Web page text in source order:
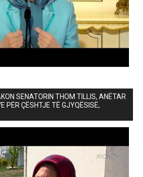
SENATORIN THOM TILLIS, ANËTAR
PËR ÇËSHTJE TË GJYQËSISË,